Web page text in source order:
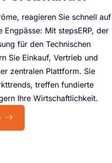
reagieren Sie schnell auf
Mit stepsERP, der
für den Technischen
Sie Einkauf, Vertrieb und
zentralen Plattform. Sie
treffen fundierte
Ihre Wirtschaftlichkeit.